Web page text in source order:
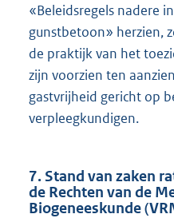
«Beleidsregels nadere
gunstbetoon» herzien,
de praktijk van het
zijn voorzien ten
gastvrijheid gericht op
verpleegkundigen.
7. Stand van zaken
de Rechten van de
Biogeneeskunde